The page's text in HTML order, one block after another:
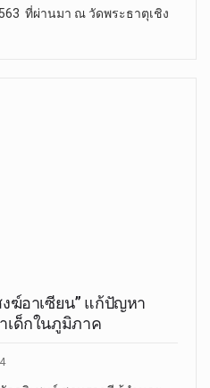
ที่ผ่านมา ณ วัดพระธาตุเชิง
ฆ์อาเซียน” แก้ปัญหา
เด็กในภูมิภาค